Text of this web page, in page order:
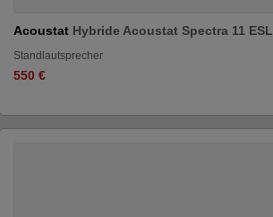
Acoustat Hybride Acoustat Spectra 11 ESL
Standlautsprecher
550 €